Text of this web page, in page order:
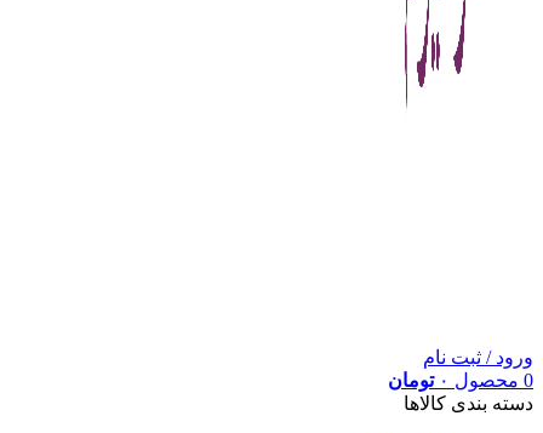
ورود / ثبت نام
0 محصول ۰ تومان
دسته بندی کالاها